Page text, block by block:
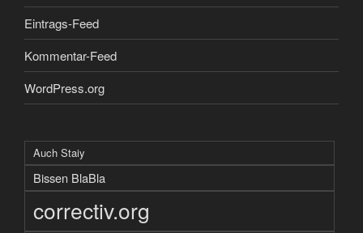
Eintrags-Feed
Kommentar-Feed
WordPress.org
Auch Staiy
Bissen BlaBla
correctiv.org